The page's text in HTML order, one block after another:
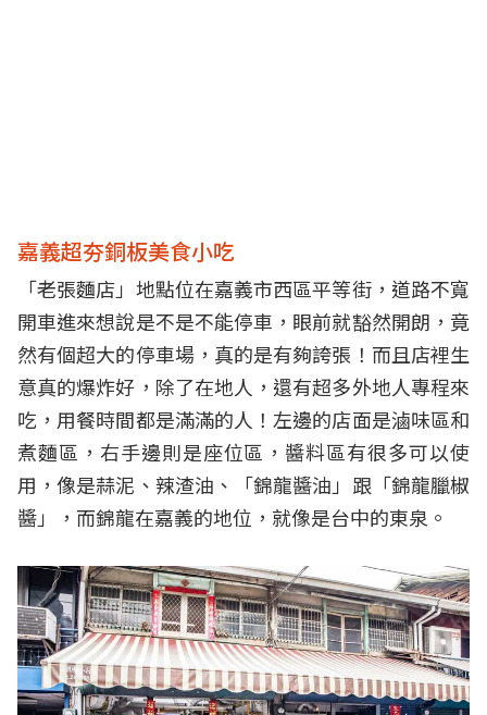
嘉義超夯銅板美食小吃
「老張麵店」地點位在嘉義市西區平等街，道路不寬
開車進來想說是不是不能停車，眼前就豁然開朗，竟
然有個超大的停車場，真的是有夠誇張！而且店裡生
意真的爆炸好，除了在地人，還有超多外地人專程來
吃，用餐時間都是滿滿的人！左邊的店面是滷味區和
煮麵區，右手邊則是座位區，醬料區有很多可以使
用，像是蒜泥、辣渣油、「錦龍醬油」跟「錦龍臘椒
醬」，而錦龍在嘉義的地位，就像是台中的東泉。